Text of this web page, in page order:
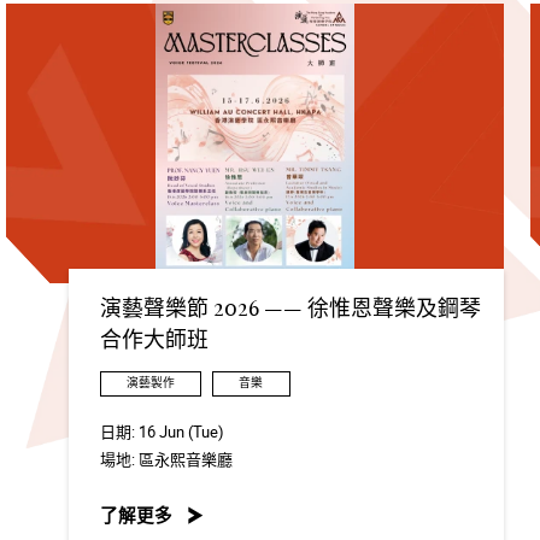
演藝聲樂節 2026 —— 徐惟恩聲樂及鋼琴
合作大師班
演藝製作 音樂
日期: 16 Jun (Tue)
場地:區永熙音樂廳
了解更多